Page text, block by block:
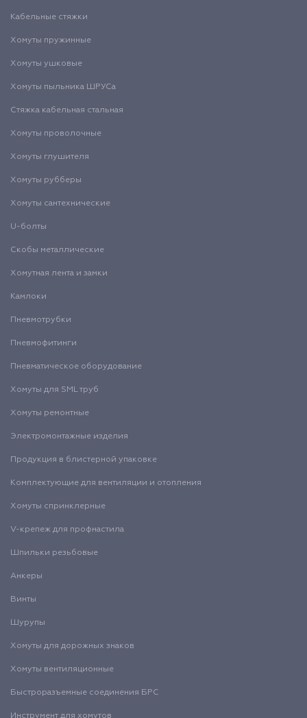
Кабельные стяжки
Хомуты пружинные
Хомуты ушковые
Хомуты пыльника ШРУСа
Стяжка кабельная стальная
Хомуты проволочные
Хомуты глушителя
Хомуты рубберы
Хомуты сантехнические
U-болты
Скобы металлические
Хомутная лента и замки
Камлоки
Пневмотрубки
Пневмофитинги
Пневматическое оборудование
Хомуты для SML труб
Хомуты ремонтные
Электромонтажные изделия
Продукция в блистерной упаковке
Комплектующие для вентиляции и отопления
Хомуты спринклерные
V-крепеж для профнастила
Шпильки резьбовые
Анкеры
Винты
Шурупы
Хомуты для дорожных знаков
Хомуты вентиляционные
Быстроразъемные соединения БРС
Инструмент для хомутов